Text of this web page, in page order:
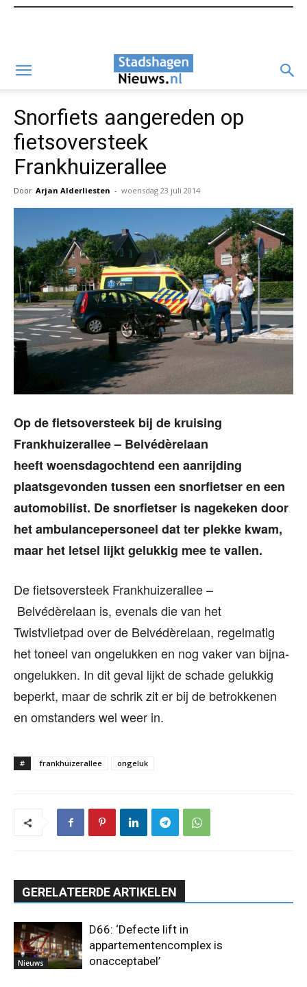
Snorfiets aangereden op
fietsoversteek
Frankhuizerallee
Door Arjan Alderliesten - woensdag 23 juli 2014
Op de fietsoversteek bij de kruising
Frankhuizerallee – Belvédèrelaan
heeft woensdagochtend een aanrijding
plaatsgevonden tussen een snorfietser en een
automobilist. De snorfietser is nagekeken door
het ambulancepersoneel dat ter plekke kwam,
maar het letsel lijkt gelukkig mee te vallen.
De fietsoversteek Frankhuizerallee –
Belvédèrelaan is, evenals die van het
Twistvlietpad over de Belvédèrelaan, regelmatig
het toneel van ongelukken en nog vaker van bijna-
ongelukken. In dit geval lijkt de schade gelukkig
beperkt, maar de schrik zit er bij de betrokkenen
en omstanders wel weer in.
# frankhuizerallee ongeluk
GERELATEERDE ARTIKELEN
Nieuws
D66: ‘Defecte lift in
appartementencomplex is
onacceptabel’